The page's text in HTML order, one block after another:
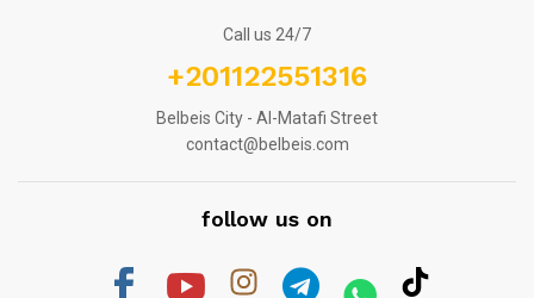
Call us 24/7
+201122551316
Belbeis City - Al-Matafi Street
contact@belbeis.com
follow us on